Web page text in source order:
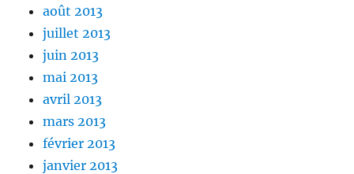
août 2013
juillet 2013
juin 2013
mai 2013
avril 2013
mars 2013
février 2013
janvier 2013